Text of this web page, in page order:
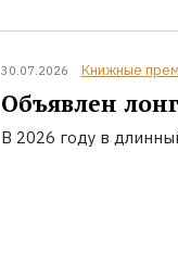
30.07.2026 Книжные
Объявлен
В 2026 году в